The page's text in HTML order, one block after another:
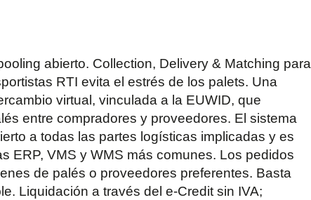
abierto. Collection, Delivery & Matching para
RTI evita el estrés de los palets. Una
virtual, vinculada a la EUWID, que
entre compradores y proveedores. El sistema
a todas las partes logísticas implicadas y es
ERP, VMS y WMS más comunes. Los pedidos
de palés o proveedores preferentes. Basta
Liquidación a través del e-Credit sin IVA;